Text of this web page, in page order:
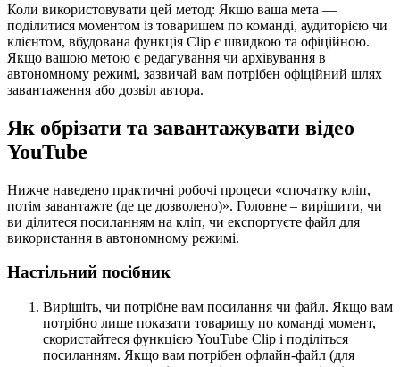
Коли використовувати цей метод: Якщо ваша мета —
поділитися моментом із товаришем по команді, аудиторією чи
клієнтом, вбудована функція Clip є швидкою та офіційною.
Якщо вашою метою є редагування чи архівування в
автономному режимі, зазвичай вам потрібен офіційний шлях
завантаження або дозвіл автора.
Як обрізати та завантажувати відео
YouTube
Нижче наведено практичні робочі процеси «спочатку кліп,
потім завантажте (де це дозволено)». Головне – вирішити, чи
ви ділитеся посиланням на кліп, чи експортуєте файл для
використання в автономному режимі.
Настільний посібник
Вирішіть, чи потрібне вам посилання чи файл. Якщо вам
потрібно лише показати товаришу по команді момент,
скористайтеся функцією YouTube Clip і поділіться
посиланням. Якщо вам потрібен офлайн-файл (для